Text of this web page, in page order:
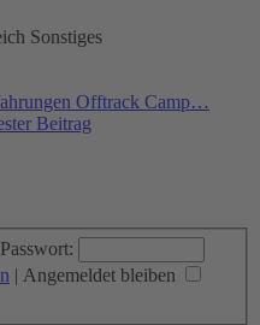
Sonstiges
Offtrack Camp…
Beitrag
Passwort:
| Angemeldet bleiben